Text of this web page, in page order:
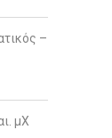
–
μΧ